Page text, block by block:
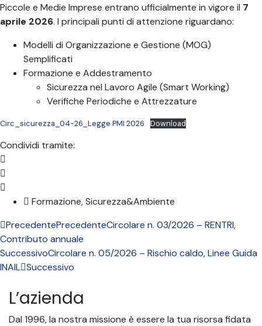
Piccole e Medie Imprese entrano ufficialmente in vigore il 7
aprile 2026. I principali punti di attenzione riguardano:
Modelli di Organizzazione e Gestione (MOG)
Semplificati
Formazione e Addestramento
Sicurezza nel Lavoro Agile (Smart Working)
Verifiche Periodiche e Attrezzature
Circ_sicurezza_04-26_Legge PMI 2026 Download
Condividi tramite:
Formazione,Sicurezza&Ambiente
PrecedentePrecedenteCircolare n. 03/2026 – RENTRI,
Contributo annuale
SuccessivoCircolare n. 05/2026 – Rischio caldo, Linee Guida
INAIL Successivo
L’azienda
Dal 1996, la nostra missione è essere la tua risorsa fidata